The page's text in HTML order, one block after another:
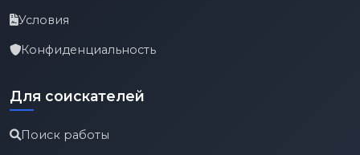
Условия
Конфиденциальность
Для соискателей
Поиск работы